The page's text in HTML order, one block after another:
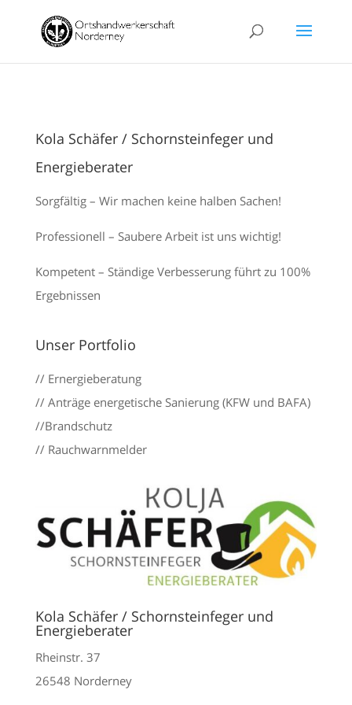
Kola Schäfer / Schornsteinfeger und
Energieberater
Sorgfältig – Wir machen keine halben Sachen!
Professionell – Saubere Arbeit ist uns wichtig!
Kompetent – Ständige Verbesserung führt zu 100%
Ergebnissen
Unser Portfolio
// Ernergieberatung
// Anträge energetische Sanierung (KFW und BAFA)
//Brandschutz
// Rauchwarnmelder
Kola Schäfer / Schornsteinfeger und
Energieberater
Rheinstr. 37
26548 Norderney